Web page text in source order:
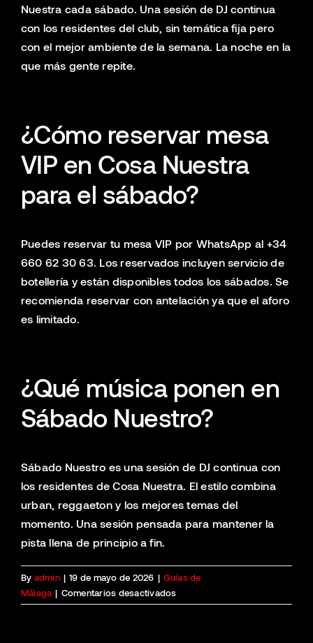
Nuestra cada sábado. Una sesión de DJ continua
con los residentes del club, sin temática fija pero
con el mejor ambiente de la semana. La noche en la
que más gente repite.
¿Cómo reservar mesa
VIP en Cosa Nuestra
para el sábado?
Puedes reservar tu mesa VIP por WhatsApp al +34
660 62 30 63. Los reservados incluyen servicio de
botellería y están disponibles todos los sábados. Se
recomienda reservar con antelación ya que el aforo
es limitado.
¿Qué música ponen en
Sábado Nuestro?
Sábado Nuestro es una sesión de DJ continua con
los residentes de Cosa Nuestra. El estilo combina
urban, reggaeton y los mejores temas del
momento. Una sesión pensada para mantener la
pista llena de principio a fin.
By admin | 19 de mayo de 2026 | Guías de
Málaga | Comentarios desactivadosen
Sábado